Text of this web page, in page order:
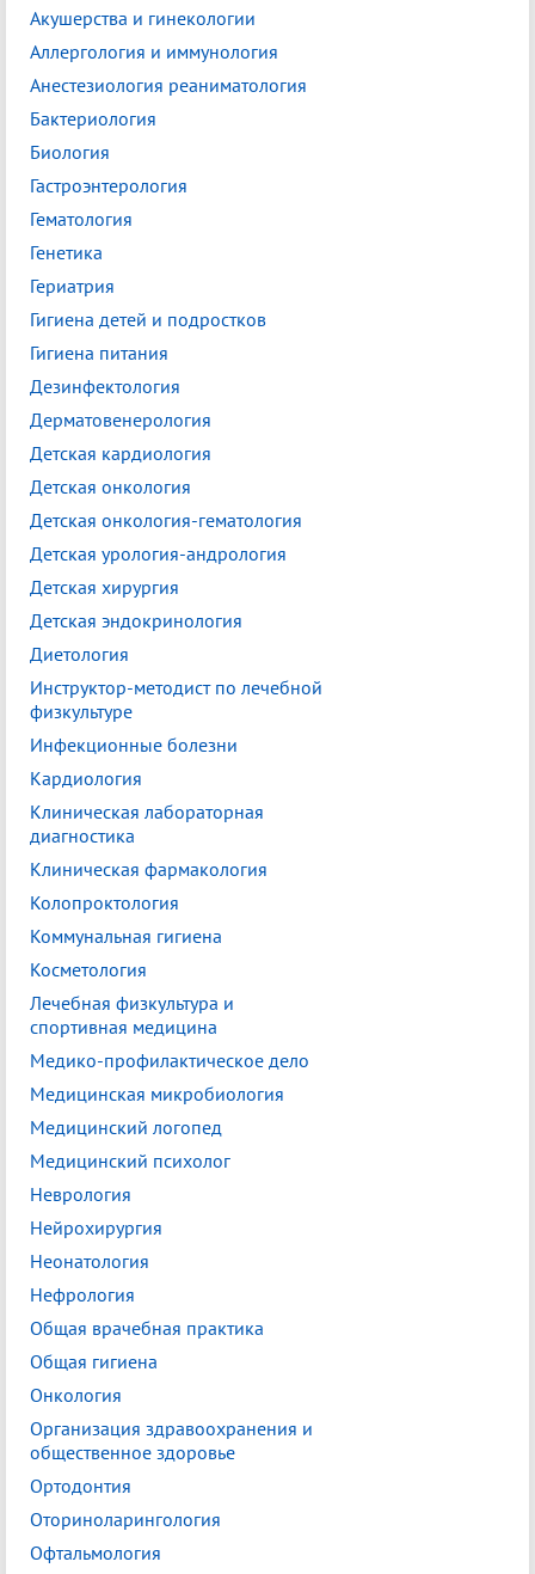
Акушерства и гинекологии
Аллергология и иммунология
Анестезиология реаниматология
Бактериология
Биология
Гастроэнтерология
Гематология
Генетика
Гериатрия
Гигиена детей и подростков
Гигиена питания
Дезинфектология
Дерматовенерология
Детская кардиология
Детская онкология
Детская онкология-гематология
Детская урология-андрология
Детская хирургия
Детская эндокринология
Диетология
Инструктор-методист по лечебной
физкультуре
Инфекционные болезни
Кардиология
Клиническая лабораторная
диагностика
Клиническая фармакология
Колопроктология
Коммунальная гигиена
Косметология
Лечебная физкультура и
спортивная медицина
Медико-профилактическое дело
Медицинская микробиология
Медицинский логопед
Медицинский психолог
Неврология
Нейрохирургия
Неонатология
Нефрология
Общая врачебная практика
Общая гигиена
Онкология
Организация здравоохранения и
общественное здоровье
Ортодонтия
Оториноларингология
Офтальмология